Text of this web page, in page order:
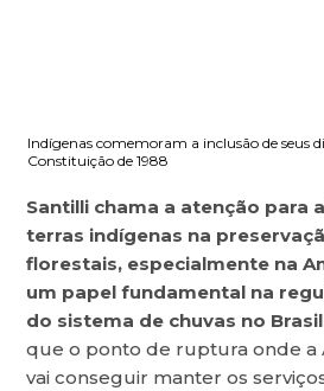
Indígenas comemoram a inclusão de seus
Constituição de 1988
Santilli chama a atenção para
terras indígenas na
florestais, especialmente na
um papel fundamental na
do sistema de chuvas no
que o ponto de ruptura onde a
vai conseguir manter os